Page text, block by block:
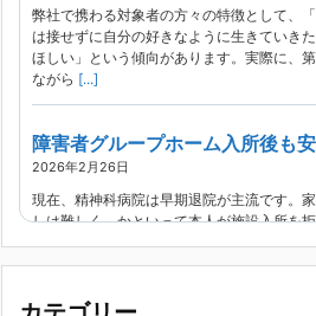
弊社で携わる対象者の方々の特徴として、
は接せずに自分の好きなように生きていき
ほしい」という傾向があります。実際に、
ながら [...]
障害者グループホーム入所後も
2026年2月26日
現在、精神科病院は早期退院が主流です。
しは難しく、かといって本人が施設入所を
困ってし[...]